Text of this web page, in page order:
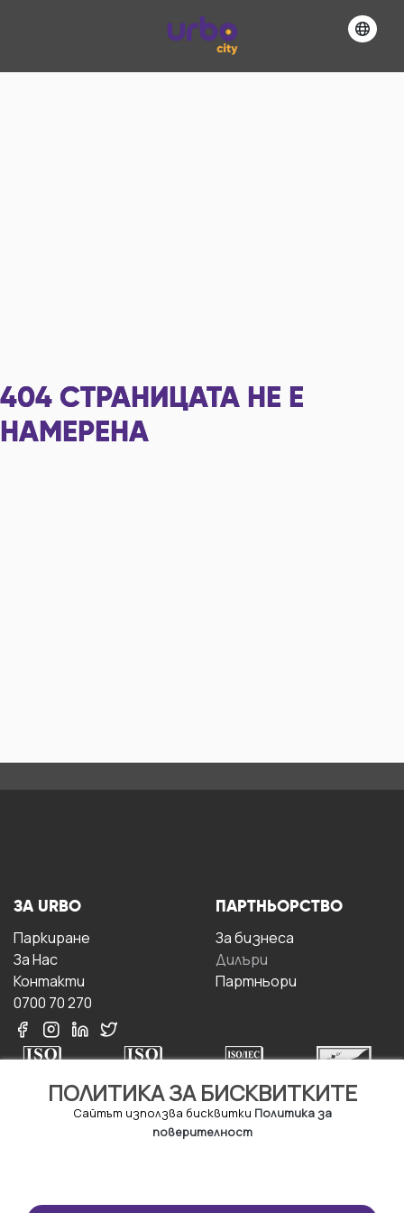
404 СТРАНИЦАТА НЕ Е
НАМЕРЕНА
ПОЛИТИКА ЗА БИСКВИТКИТЕ
Сайтът използва бисквитки Политика за
поверителност
ЗА URBO
Паркиране
За Hас
Контакти
0700 70 270
ПАРТНЬОРСТВО
За бизнесa
Дилъри
Партньори
Правила и условия за